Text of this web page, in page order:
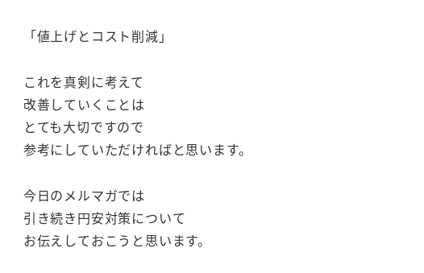
「値上げとコスト削減」
これを真剣に考えて
改善していくことは
とても大切ですので
参考にしていただければと思います。
今日のメルマガでは
引き続き円安対策について
お伝えしておこうと思います。